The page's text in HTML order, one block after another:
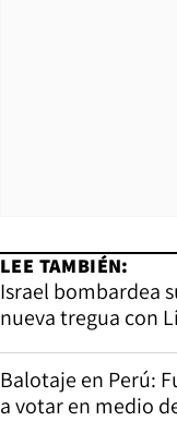
LEE TAMBIÉN:
Israel bombardea
nueva tregua con
Balotaje en Perú:
a votar en medio